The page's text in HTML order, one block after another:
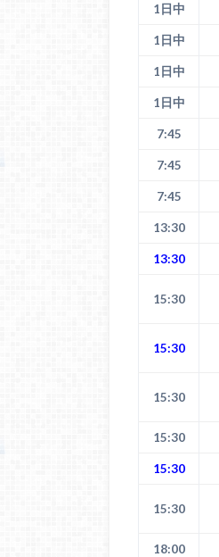
1日中
1日中
1日中
1日中
7:45
7:45
7:45
13:30
13:30
15:30
15:30
15:30
15:30
15:30
15:30
18:00